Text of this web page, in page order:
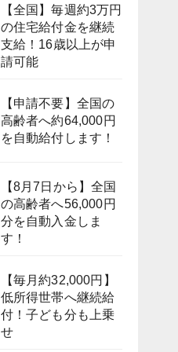
【全国】毎週約3万円
の住宅給付金を継続
支給！16歳以上が申
請可能
【申請不要】全国の
高齢者へ約64,000円
を自動給付します！
【8月7日から】全国
の高齢者へ56,000円
分を自動入金しま
す！
【毎月約32,000円】
低所得世帯へ継続給
付！子ども分も上乗
せ